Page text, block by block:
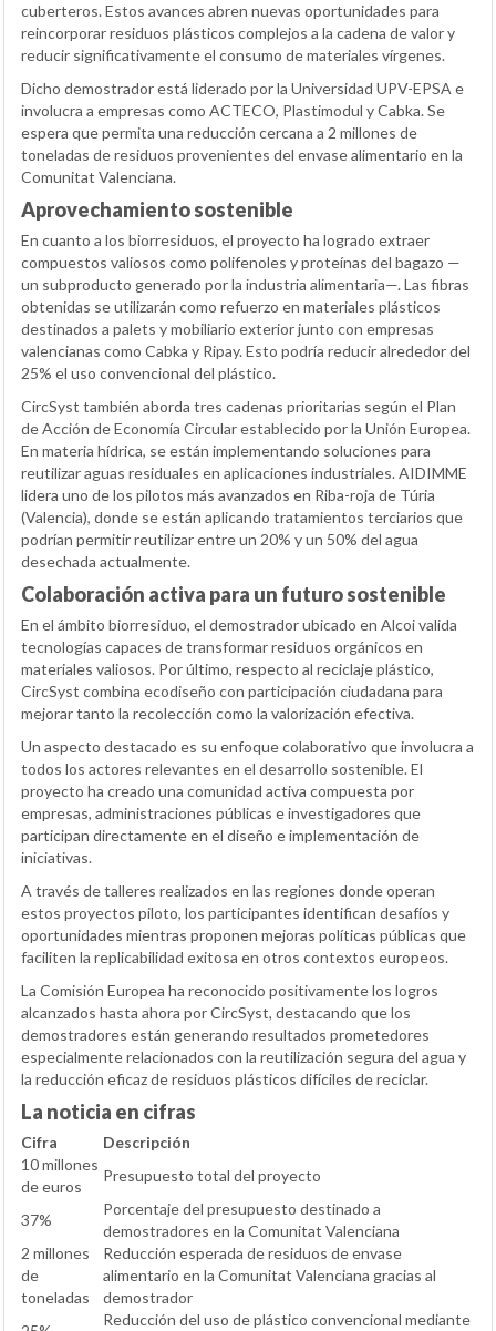
cuberteros. Estos avances abren nuevas oportunidades para
reincorporar residuos plásticos complejos a la cadena de valor y
reducir significativamente el consumo de materiales vírgenes.
Dicho demostrador está liderado por la Universidad UPV-EPSA e
involucra a empresas como ACTECO, Plastimodul y Cabka. Se
espera que permita una reducción cercana a 2 millones de
toneladas de residuos provenientes del envase alimentario en la
Comunitat Valenciana.
Aprovechamiento sostenible
En cuanto a los biorresiduos, el proyecto ha logrado extraer
compuestos valiosos como polifenoles y proteínas del bagazo —
un subproducto generado por la industria alimentaria—. Las fibras
obtenidas se utilizarán como refuerzo en materiales plásticos
destinados a palets y mobiliario exterior junto con empresas
valencianas como Cabka y Ripay. Esto podría reducir alrededor del
25% el uso convencional del plástico.
CircSyst también aborda tres cadenas prioritarias según el Plan
de Acción de Economía Circular establecido por la Unión Europea.
En materia hídrica, se están implementando soluciones para
reutilizar aguas residuales en aplicaciones industriales. AIDIMME
lidera uno de los pilotos más avanzados en Riba-roja de Túria
(Valencia), donde se están aplicando tratamientos terciarios que
podrían permitir reutilizar entre un 20% y un 50% del agua
desechada actualmente.
Colaboración activa para un futuro sostenible
En el ámbito biorresiduo, el demostrador ubicado en Alcoi valida
tecnologías capaces de transformar residuos orgánicos en
materiales valiosos. Por último, respecto al reciclaje plástico,
CircSyst combina ecodiseño con participación ciudadana para
mejorar tanto la recolección como la valorización efectiva.
Un aspecto destacado es su enfoque colaborativo que involucra a
todos los actores relevantes en el desarrollo sostenible. El
proyecto ha creado una comunidad activa compuesta por
empresas, administraciones públicas e investigadores que
participan directamente en el diseño e implementación de
iniciativas.
A través de talleres realizados en las regiones donde operan
estos proyectos piloto, los participantes identifican desafíos y
oportunidades mientras proponen mejoras políticas públicas que
faciliten la replicabilidad exitosa en otros contextos europeos.
La Comisión Europea ha reconocido positivamente los logros
alcanzados hasta ahora por CircSyst, destacando que los
demostradores están generando resultados prometedores
especialmente relacionados con la reutilización segura del agua y
la reducción eficaz de residuos plásticos difíciles de reciclar.
La noticia en cifras
Cifra
Descripción
10 millones
de euros
Presupuesto total del proyecto
37%
Porcentaje del presupuesto destinado a
demostradores en la Comunitat Valenciana
2 millones
de
toneladas
Reducción esperada de residuos de envase
alimentario en la Comunitat Valenciana gracias al
demostrador
Reducción del uso de plástico convencional mediante